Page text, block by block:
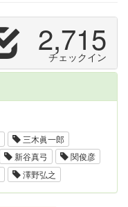
2,715
チェックイン
三木眞一郎
新谷真弓
関俊彦
澤野弘之